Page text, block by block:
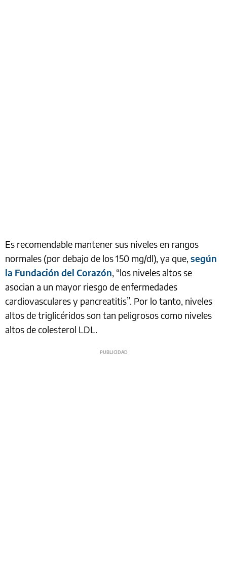
Es recomendable mantener sus niveles en rangos
normales (por debajo de los 150 mg/dl), ya que, según
la Fundación del Corazón, “los niveles altos se
asocian a un mayor riesgo de enfermedades
cardiovasculares y pancreatitis”. Por lo tanto, niveles
altos de triglicéridos son tan peligrosos como niveles
altos de colesterol LDL.